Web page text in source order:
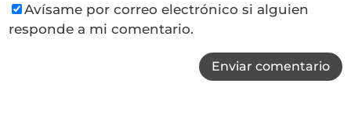
Avísame por correo electrónico si alguien
responde a mi comentario.
Enviar comentario